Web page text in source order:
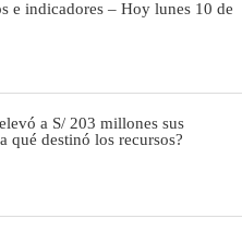
e indicadores – Hoy lunes 10 de
a S/ 203 millones sus
qué destinó los recursos?